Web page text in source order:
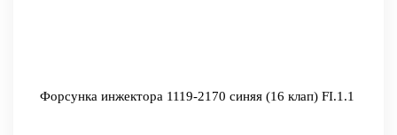
Форсунка инжектора 1119-2170 синяя (16 клап) FI.1.1